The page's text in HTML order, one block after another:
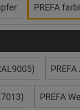
PREFA
PREFA